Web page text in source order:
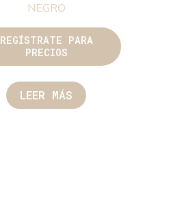
NEGRO
REGÍSTRATE PARA
PRECIOS
LEER MÁS